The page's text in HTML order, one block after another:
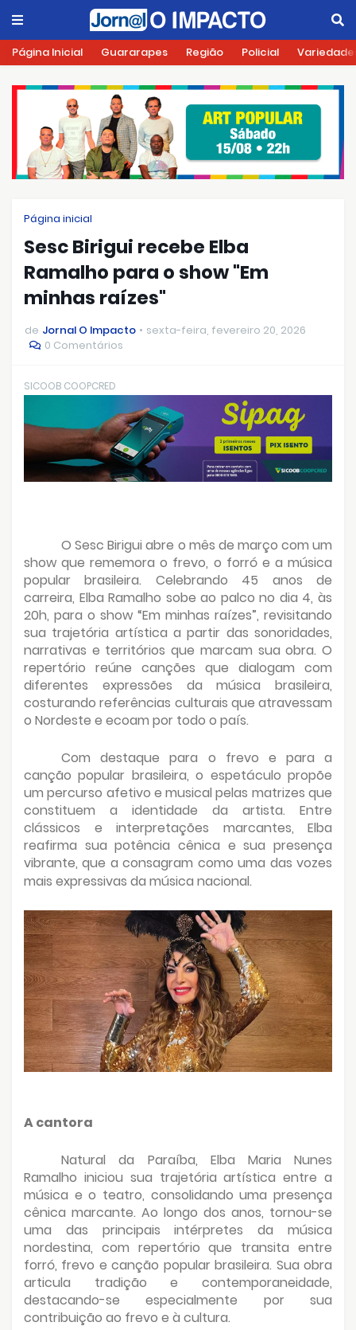
Página Inicial Guararapes Região Policial
Página inicial
Sesc Birigui recebe Elba
Ramalho para o show "Em
minhas raízes"
de Jornal O Impacto
sexta-feira, fevereiro 20, 2026
0 Comentários
SICOOB COOPCRED
O Sesc Birigui abre o mês de março com um
show que rememora o frevo, o forró e a música
popular brasileira. Celebrando 45 anos de
carreira, Elba Ramalho sobe ao palco no dia 4, às
20h, para o show “Em minhas raízes”, revisitando
sua trajetória artística a partir das sonoridades,
narrativas e territórios que marcam sua obra. O
repertório reúne canções que dialogam com
diferentes expressões da música brasileira,
costurando referências culturais que atravessam
o Nordeste e ecoam por todo o país.
Com destaque para o frevo e para a
canção popular brasileira, o espetáculo propõe
um percurso afetivo e musical pelas matrizes que
constituem a identidade da artista. Entre
clássicos e interpretações marcantes, Elba
reafirma sua potência cênica e sua presença
vibrante, que a consagram como uma das vozes
mais expressivas da música nacional.
A cantora
Natural da Paraíba, Elba Maria Nunes
Ramalho iniciou sua trajetória artística entre a
música e o teatro, consolidando uma presença
cênica marcante. Ao longo dos anos, tornou-se
uma das principais intérpretes da música
nordestina, com repertório que transita entre
forró, frevo e canção popular brasileira. Sua obra
articula tradição e contemporaneidade,
destacando-se especialmente por sua
contribuição ao frevo e à cultura.